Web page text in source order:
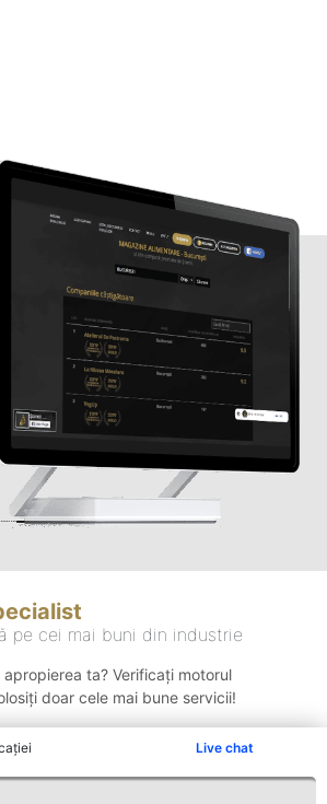
Live chat
pe cei mai buni din industrie
ta? Verificați motorul
doar cele mai bune servicii!